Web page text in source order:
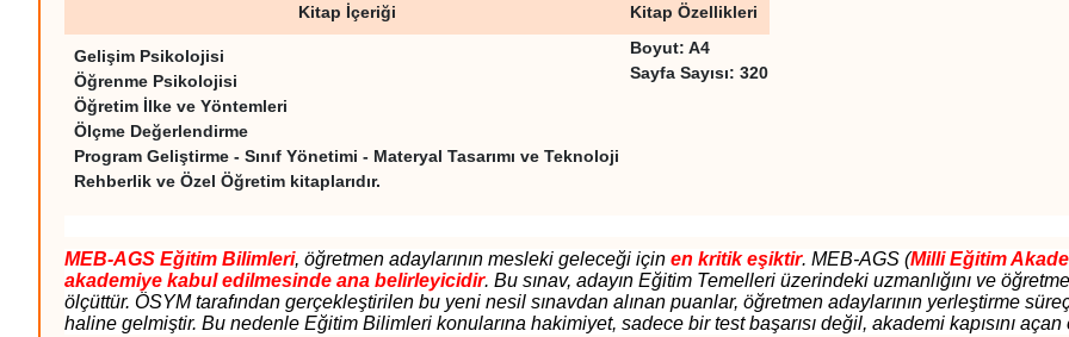
Kitap İçeriği Kitap Özellikleri
Gelişim Psikolojisi
Öğrenme Psikolojisi
Öğretim İlke ve Yöntemleri
Ölçme Değerlendirme
Program Geliştirme - Sınıf Yönetimi - Materyal Tasarımı ve Teknoloji
Rehberlik ve Özel Öğretim kitaplarıdır.
Boyut: A4
Sayfa Sayısı: 320
MEB-AGS Eğitim Bilimleri, öğretmen adaylarının mesleki geleceği için en kritik eşiktir. MEB-AGS (Milli Eğitim
akademiye kabul edilmesinde ana belirleyicidir. Bu sınav, adayın Eğitim Temelleri üzerindeki uzmanlığını ve
ölçüttür. ÖSYM tarafından gerçekleştirilen bu yeni nesil sınavdan alınan puanlar, öğretmen adaylarının yerleştirme
haline gelmiştir. Bu nedenle Eğitim Bilimleri konularına hakimiyet, sadece bir test başarısı değil, akademi kapısını açan